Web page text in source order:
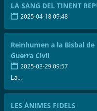
LA SANG DEL TINENT
2025-04-18 09:48
Reinhumen a la Bisbal
Guerra Civil
2025-03-29 09:57
La...
LES ÀNIMES FIDELS